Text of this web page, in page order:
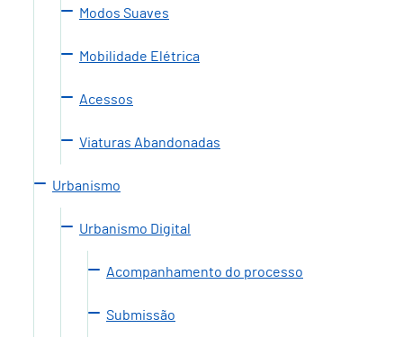
Modos Suaves
Mobilidade Elétrica
Acessos
Viaturas Abandonadas
Urbanismo
Urbanismo Digital
Acompanhamento do processo
Submissão